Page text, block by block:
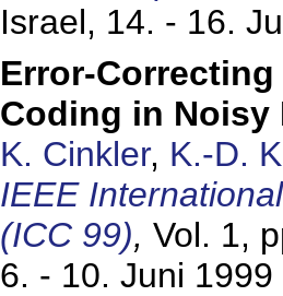
Israel, 14. - 16.
Error-
Coding in Noisy
K. Cinkler, K.-D.
IEEE
(ICC 99), Vol. 1,
6. - 10. Juni 1999